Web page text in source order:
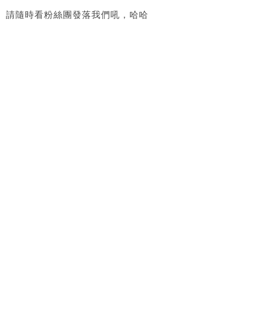
請隨時看粉絲團發落我們吼，哈哈